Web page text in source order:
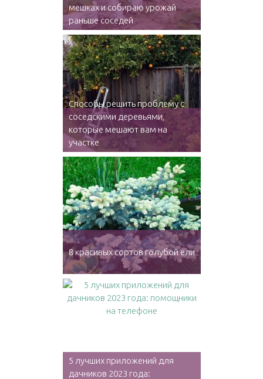
мешках и собираю урожай
раньше соседей
Способы решить проблему с
соседскими деревьями,
которые мешают вам на
участке
8 красивых сортов голубой ели
5 лучших приложений для
дачников 2023 года: